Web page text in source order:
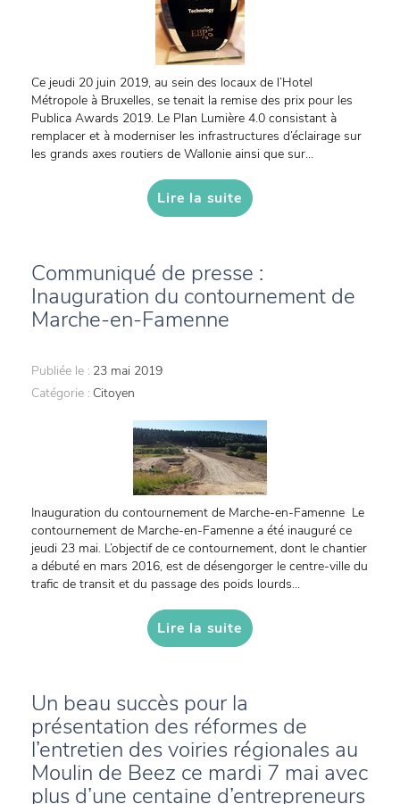
Ce jeudi 20 juin 2019, au sein des locaux de l’Hotel
Métropole à Bruxelles, se tenait la remise des prix pour les
Publica Awards 2019. Le Plan Lumière 4.0 consistant à
remplacer et à moderniser les infrastructures d’éclairage sur
les grands axes routiers de Wallonie ainsi que sur...
Lire la suite
Communiqué de presse :
Inauguration du contournement de
Marche-en-Famenne
Publiée le : 23 mai 2019
Catégorie : Citoyen
Inauguration du contournement de Marche-en-Famenne Le
contournement de Marche-en-Famenne a été inauguré ce
jeudi 23 mai. L’objectif de ce contournement, dont le chantier
a débuté en mars 2016, est de désengorger le centre-ville du
trafic de transit et du passage des poids lourds...
Lire la suite
Un beau succès pour la
présentation des réformes de
l’entretien des voiries régionales au
Moulin de Beez ce mardi 7 mai avec
plus d’une centaine d’entrepreneurs